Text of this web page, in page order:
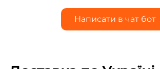
Написати в чат бот